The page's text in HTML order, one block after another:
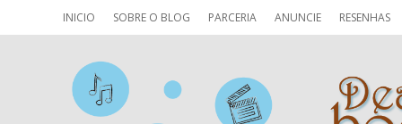
INICIO SOBRE O BLOG PARCERIA ANUNCIE RESENHAS